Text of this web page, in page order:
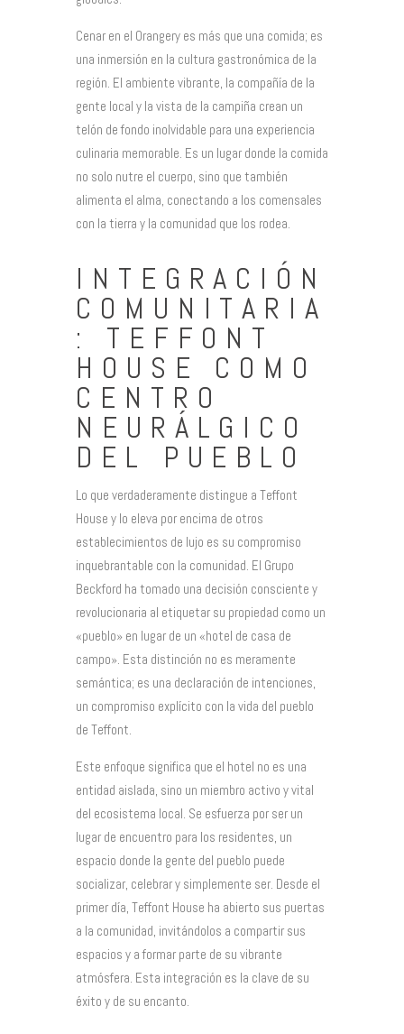
Cenar en el Orangery es más que una comida; es
una inmersión en la cultura gastronómica de la
región. El ambiente vibrante, la compañía de la
gente local y la vista de la campiña crean un
telón de fondo inolvidable para una experiencia
culinaria memorable. Es un lugar donde la comida
no solo nutre el cuerpo, sino que también
alimenta el alma, conectando a los comensales
con la tierra y la comunidad que los rodea.
INTEGRACIÓN
COMUNITARIA
: TEFFONT
HOUSE COMO
CENTRO
NEURÁLGICO
DEL PUEBLO
Lo que verdaderamente distingue a Teffont
House y lo eleva por encima de otros
establecimientos de lujo es su compromiso
inquebrantable con la comunidad. El Grupo
Beckford ha tomado una decisión consciente y
revolucionaria al etiquetar su propiedad como un
«pueblo» en lugar de un «hotel de casa de
campo». Esta distinción no es meramente
semántica; es una declaración de intenciones,
un compromiso explícito con la vida del pueblo
de Teffont.
Este enfoque significa que el hotel no es una
entidad aislada, sino un miembro activo y vital
del ecosistema local. Se esfuerza por ser un
lugar de encuentro para los residentes, un
espacio donde la gente del pueblo puede
socializar, celebrar y simplemente ser. Desde el
primer día, Teffont House ha abierto sus puertas
a la comunidad, invitándolos a compartir sus
espacios y a formar parte de su vibrante
atmósfera. Esta integración es la clave de su
éxito y de su encanto.